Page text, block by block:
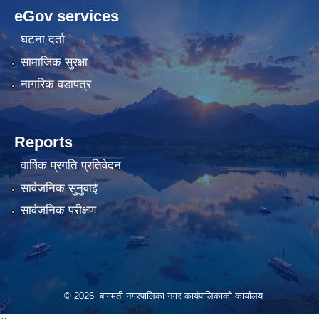
bahis
siteleri
bahis
siteleri
eGov services
घटना दर्ता
सामाजिक सुरक्षा
नागरिक वडापत्र
Reports
वार्षिक प्रगति प्रतिवेदन
सार्वजनिक सुनुवाई
सार्वजनिक परीक्षण
© 2026 बागमती नगरपालिका नगर कार्यपालिकाको कार्यालय